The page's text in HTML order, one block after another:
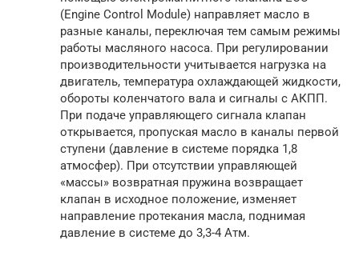
(Engine Control Module) направляет масло в
разные каналы, переключая тем самым режимы
работы масляного насоса. При регулировании
производительности учитывается нагрузка на
двигатель, температура охлаждающей жидкости,
обороты коленчатого вала и сигналы с АКПП.
При подаче управляющего сигнала клапан
открывается, пропуская масло в каналы первой
ступени (давление в системе порядка 1,8
атмосфер). При отсутствии управляющей
«массы» возвратная пружина возвращает
клапан в исходное положение, изменяет
направление протекания масла, поднимая
давление в системе до 3,3-4 Атм.